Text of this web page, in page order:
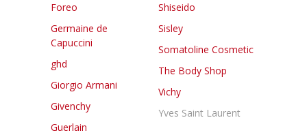
Foreo
Germaine de
Capuccini
ghd
Giorgio Armani
Givenchy
Guerlain
Shiseido
Sisley
Somatoline Cosmetic
The Body Shop
Vichy
Yves Saint Laurent